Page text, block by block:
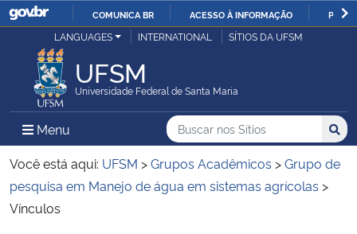
IR
COMUNICA BR ACESSO À INFORMAÇÃO
Ministério da Justiça e Segurança Pública
Ministério da Defesa
Ministério das Relações Exteriores
Ministério da Economia
LANGUAGES INTERNATIONAL SÍTIOS DA UFSM
UFSM
Universidade Federal de Santa Maria
Menu Menu Principal do Sítio
Busca
Buscar no nos Sítios
Busca:
Você está aqui: UFSM >Grupos Acadêmicos >Grupo de
pesquisa em Manejo de água em sistemas agrícolas >
Vínculos